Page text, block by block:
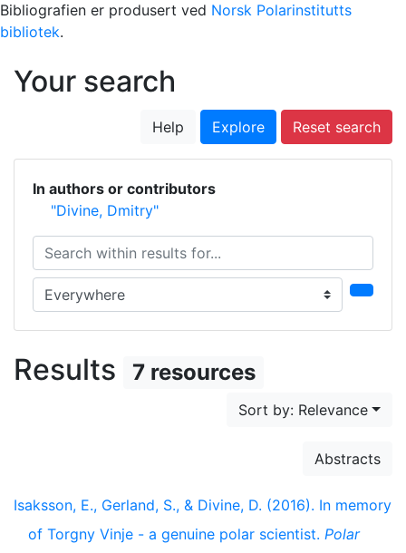
Bibliografien er produsert ved Norsk Polarinstitutts
bibliotek.
Your search
Help Explore Reset search
In authors or contributors
"Divine, Dmitry"
Search within results for...
Search in...
Results 7 resources
Sort by: Relevance
Abstracts
Isaksson, E., Gerland, S., & Divine, D. (2016). In memory
of Torgny Vinje - a genuine polar scientist. Polar